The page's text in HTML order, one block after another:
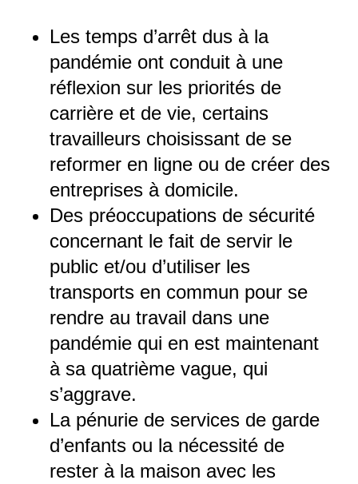
Les temps d’arrêt dus à la
pandémie ont conduit à une
réflexion sur les priorités de
carrière et de vie, certains
travailleurs choisissant de se
reformer en ligne ou de créer des
entreprises à domicile.
Des préoccupations de sécurité
concernant le fait de servir le
public et/ou d’utiliser les
transports en commun pour se
rendre au travail dans une
pandémie qui en est maintenant
à sa quatrième vague, qui
s’aggrave.
La pénurie de services de garde
d’enfants ou la nécessité de
rester à la maison avec les